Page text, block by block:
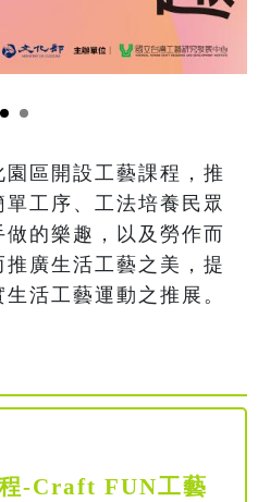
區開設工藝課程，推
工序、工法培養民眾
的樂趣，以及勞作而
廣生活工藝之美，提
活工藝運動之推展。
-Craft FUN工藝